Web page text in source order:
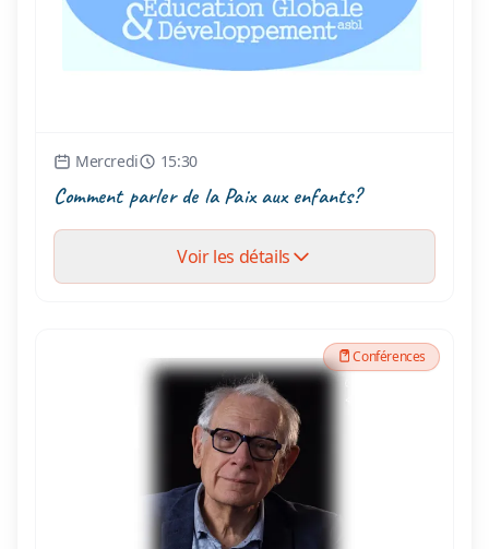
Mercredi 15:30
Comment parler de la Paix aux enfants?
Voir les détails
Conférences